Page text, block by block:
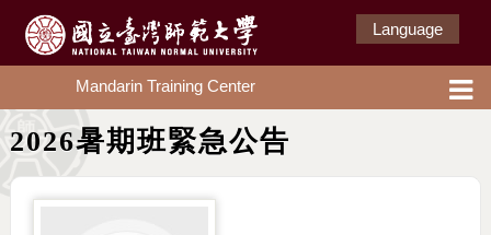
Language
Mandarin Training Center
2026暑期班緊急公告